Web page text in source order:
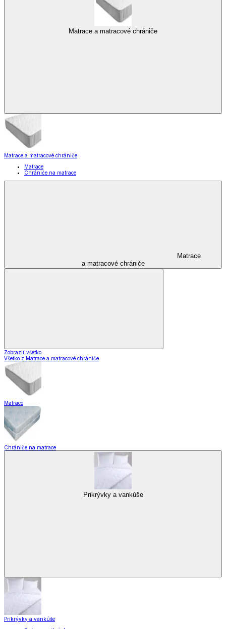
Matrace a matracové chrániče
Matrace a matracové chrániče
Matrace
Chrániče na matrace
Matrace
a matracové chrániče
Zobraziť všetko
Všetko z Matrace a matracové chrániče
Matrace
Chrániče na matrace
Prikrývky a vankúše
Prikrývky a vankúše